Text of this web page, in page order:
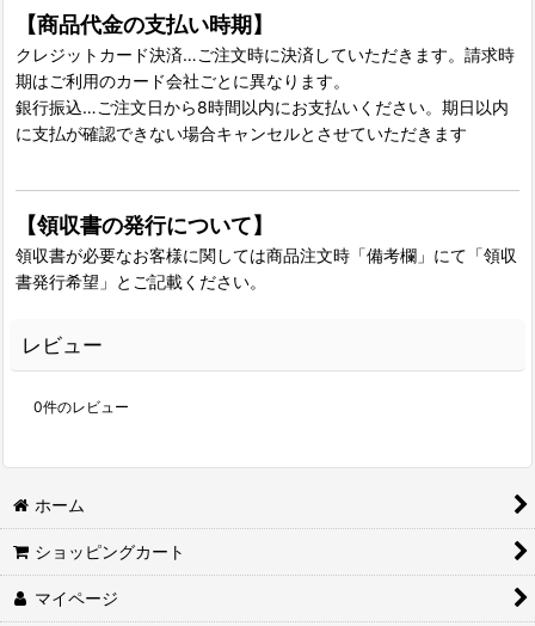
【商品代金の支払い時期】
クレジットカード決済…ご注文時に決済していただきます。請求時
期はご利用のカード会社ごとに異なります。
銀行振込…ご注文日から8時間以内にお支払いください。期日以内
に支払が確認できない場合キャンセルとさせていただきます
【領収書の発行について】
領収書が必要なお客様に関しては商品注文時「備考欄」にて「領収
書発行希望」とご記載ください。
レビュー
0件のレビュー
ホーム
ショッピングカート
マイページ